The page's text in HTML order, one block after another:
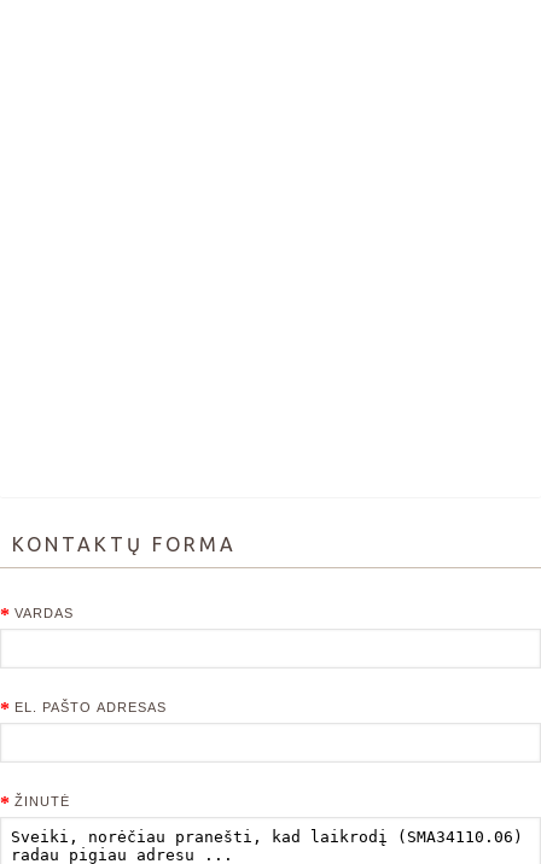
KONTAKTŲ FORMA
VARDAS
EL. PAŠTO ADRESAS
ŽINUTĖ